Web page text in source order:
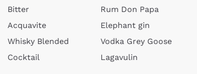
Bitter
Acquavite
Whisky Blended
Cocktail
Rum Don Papa
Elephant gin
Vodka Grey Goose
Lagavulin